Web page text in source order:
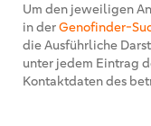
Um den jeweiligen
in derGenofinder-
die Ausführliche
unter jedem Eintrag
Kontaktdaten des